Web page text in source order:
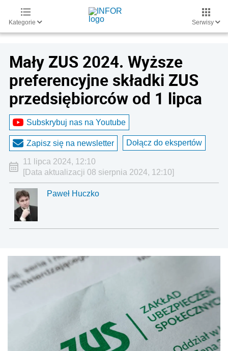
Kategorie Serwisy
Mały ZUS 2024. Wyższe
preferencyjne składki ZUS
przedsiębiorców od 1 lipca
Subskrybuj nas na Youtube
Zapisz się na newsletter Dołącz do ekspertów
11 lipca 2024, 12:10
[Data aktualizacji 08 sierpnia 2024, 12:10]
Paweł Huczko